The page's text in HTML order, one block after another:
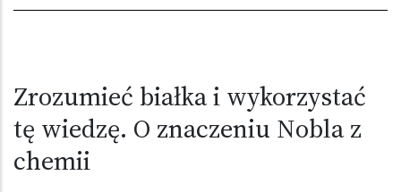
Zrozumieć białka i wykorzystać
tę wiedzę. O znaczeniu Nobla z
chemii